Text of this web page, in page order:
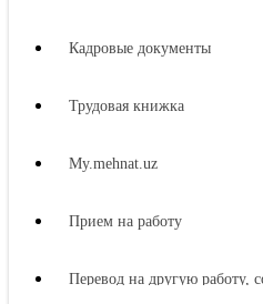
Кадровые документы
Трудовая книжка
My.mehnat.uz
Прием на работу
Перевод на другую работу,